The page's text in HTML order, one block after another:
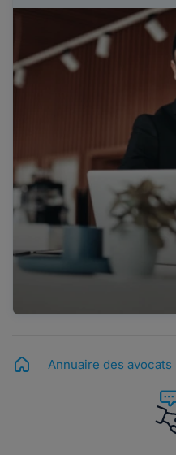
Annuaire des avocats